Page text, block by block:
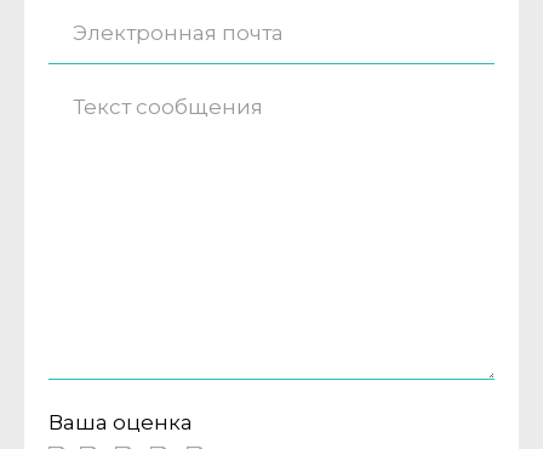
Ваша оценка